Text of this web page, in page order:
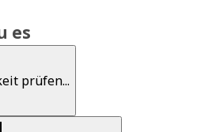
es
prüfen...